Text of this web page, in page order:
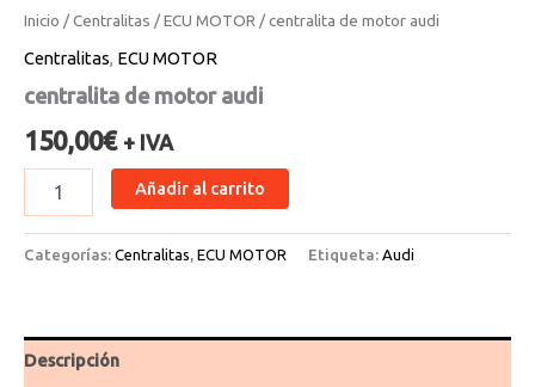
Inicio /Centralitas /ECU MOTOR/ centralita de motor audi
Centralitas, ECU MOTOR
centralita de motor audi
150,00€ + IVA
Añadir al carrito
Categorías: Centralitas, ECU MOTOR Etiqueta: Audi
Descripción